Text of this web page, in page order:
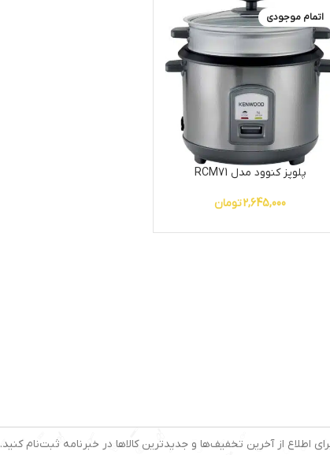
اتمام موجودی
پلوپز کنوود مدل RCM71
2,645,000تومان
اطلاع از آخرین تخفیف‌ها و جدیدترین کالاها در خبرنامه ثبت‌نام کنید.